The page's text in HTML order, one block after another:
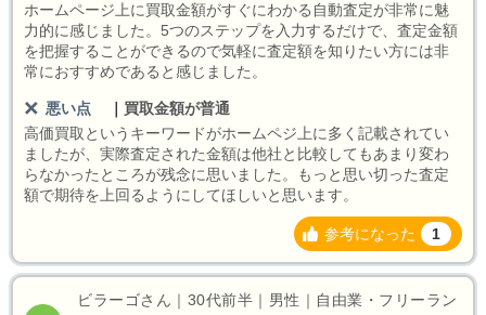
ホームページ上に買取金額がすぐにわかる自動査定が非常に魅
力的に感じました。5つのステップを入力するだけで、査定金額
を把握することができるので気軽に査定額を知りたい方には非
常におすすめであると感じました。
悪い点
買取金額が普通
高価買取というキーワードがホームペジ上に多く記載されてい
ましたが、実際査定された金額は他社と比較してもあまり変わ
らなかったところが残念に思いました。もっと思い切った査定
額で期待を上回るようにしてほしいと思います。
参考になった 1
ビラーゴさん｜30代前半｜男性｜自由業・フリーラン